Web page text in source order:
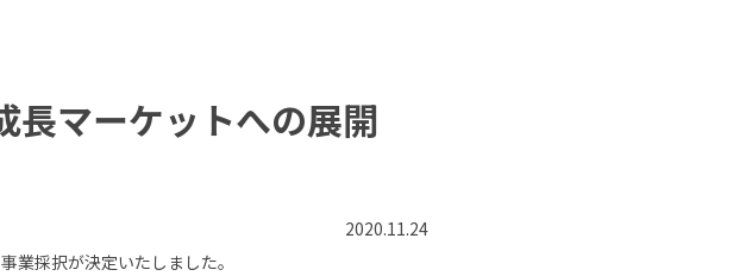
マーケットへの展開
2020.11.24
業採択が決定いたしました。